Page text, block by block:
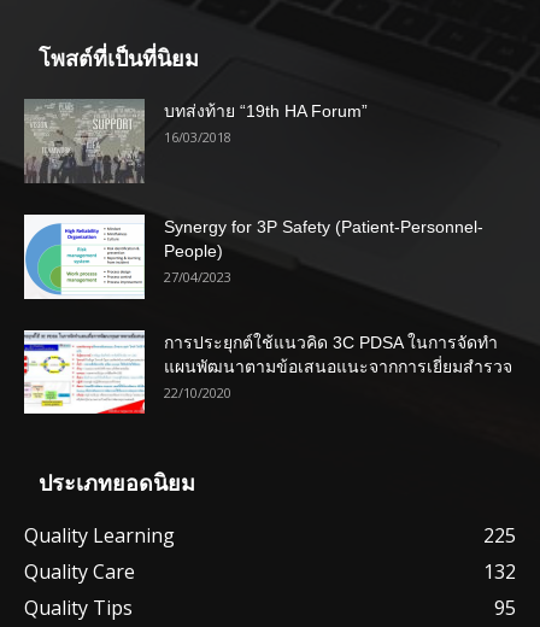
โพสต์ที่เป็นที่นิยม
บทส่งท้าย “19th HA Forum”
16/03/2018
Synergy for 3P Safety (Patient-Personnel-
People)
27/04/2023
การประยุกต์ใช้แนวคิด 3C PDSA ในการจัดทำ
แผนพัฒนาตามข้อเสนอแนะจากการเยี่ยมสำรวจ
22/10/2020
ประเภทยอดนิยม
Quality Learning
225
Quality Care
132
Quality Tips
95